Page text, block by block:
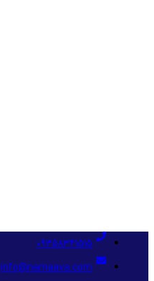
09358341515
info@namaava.com